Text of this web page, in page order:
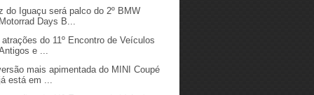
do Iguaçu será palco do 2º BMW
Motorrad Days B...
do 11º Encontro de Veículos
e ...
mais apimentada do MINI Coupé
já está em ...